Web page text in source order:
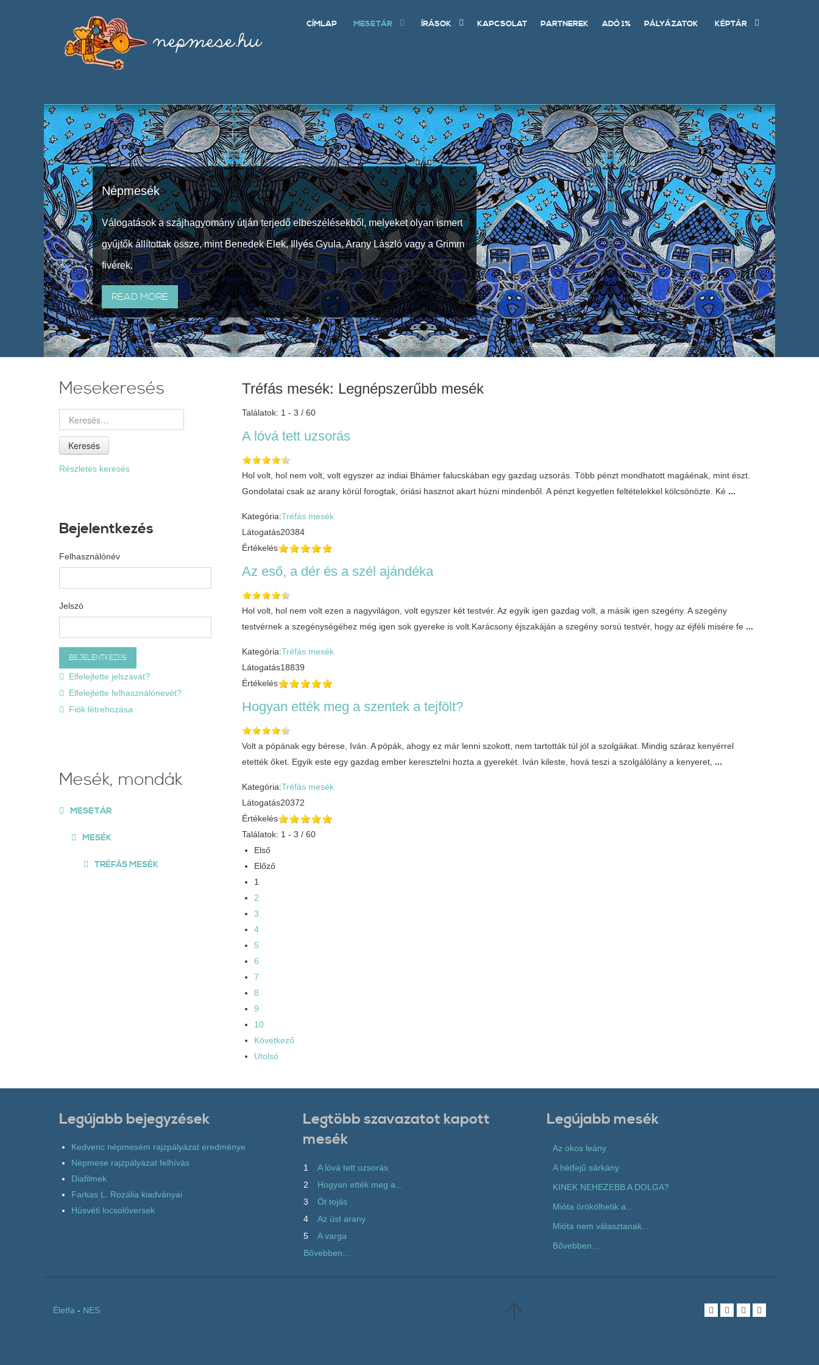
CÍMLAP MESETÁR ÍRÁSOK KAPCSOLAT PARTNEREK ADÓ 1% PÁLYÁZATOK KÉPTÁR
Népmesék
Válogatások a szájhagyomány útján terjedő elbeszélésekből, melyeket olyan ismert
gyűjtők állítottak össze, mint Benedek Elek, Illyés Gyula, Arany László vagy a Grimm
fivérek.
READ MORE
Tréfás mesék: Legnépszerűbb mesék
Találatok: 1 - 3 / 60
A lóvá tett uzsorás
Hol volt, hol nem volt, volt egyszer az indiai Bhámer falucskában egy gazdag uzsorás. Több pénzt mondhatott magáénak, mint észt.
Gondolatai csak az arany körül forogtak, óriási hasznot akart húzni mindenből. A pénzt kegyetlen feltételekkel kölcsönözte. Ké ...
Kategória:Tréfás mesék
Látogatás20384
Értékelés
Az eső, a dér és a szél ajándéka
Hol volt, hol nem volt ezen a nagyvilágon, volt egyszer két testvér. Az egyik igen gazdag volt, a másik igen szegény. A szegény
testvérnek a szegénységéhez még igen sok gyereke is volt.Karácsony éjszakáján a szegény sorsú testvér, hogy az éjféli misére fe ...
Kategória:Tréfás mesék
Látogatás18839
Értékelés
Hogyan ették meg a szentek a tejfölt?
Volt a pópának egy bérese, Iván. A pópák, ahogy ez már lenni szokott, nem tartották túl jól a szolgáikat. Mindig száraz kenyérrel
etették őket. Egyik este egy gazdag ember keresztelni hozta a gyerekét. Iván kileste, hová teszi a szolgálólány a kenyeret, ...
Kategória:Tréfás mesék
Látogatás20372
Értékelés
Találatok: 1 - 3 / 60
Első
Előző
1
2
3
4
5
6
7
8
9
10
Következő
Utolsó
Mesekeresés
Keresés
Részletes keresés
Bejelentkezés
Felhasználónév
Jelszó
Elfelejtette jelszavát?
Elfelejtette felhasználónevét?
Fiók létrehozása
Mesék, mondák
MESETÁR
MESÉK
TRÉFÁS MESÉK
Legújabb bejegyzések
Kedvenc népmesém rajzpályázat eredménye
Népmese rajzpályázat felhívás
Diafilmek
Farkas L. Rozália kiadványai
Húsvéti locsolóversek
Legtöbb szavazatot kapott
mesék
1
A lóvá tett uzsorás
2
Hogyan ették meg a...
3
Öt tojás
4
Az üst arany
5
A varga
Bővebben...
Legújabb mesék
Az okos leány
A hétfejű sárkány
KINEK NEHEZEBB A DOLGA?
Mióta örökölhetik a...
Mióta nem választanak...
Bővebben...
Életfa - NES